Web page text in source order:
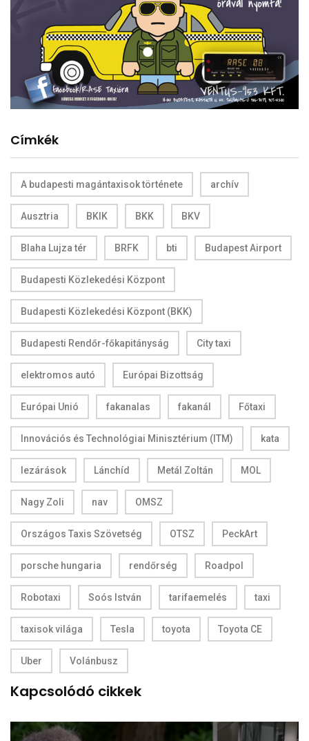
Címkék
A budapesti magántaxisok története archív
Ausztria BKIK BKK BKV
Blaha Lujza tér BRFK bti Budapest Airport
Budapesti Közlekedési Központ
Budapesti Közlekedési Központ (BKK)
Budapesti Rendőr-főkapitányság City taxi
elektromos autó Európai Bizottság
Európai Unió fakanalas fakanál Főtaxi
Innovációs és Technológiai Minisztérium (ITM) kata
lezárások Lánchíd Metál Zoltán MOL
Nagy Zoli nav OMSZ
Országos Taxis Szövetség OTSZ PeckArt
porsche hungaria rendőrség Roadpol
Robotaxi Soós István tarifaemelés taxi
taxisok világa Tesla toyota Toyota CE
Uber Volánbusz
Kapcsolódó cikkek